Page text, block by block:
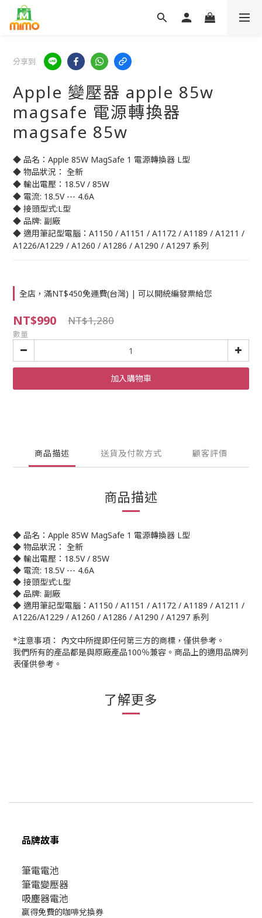
分享到
Apple 變壓器 apple 85w
magsafe 電源轉換器
magsafe 85w
◆ 品名：Apple 85W MagSafe 1 電源轉換器 L型
◆ 物品狀況： 全新
◆ 輸出電壓：18.5V / 85W
◆ 電流: 18.5V --- 4.6A
◆ 接頭型式:L型
◆ 品牌: 副廠
◆ 適用筆記型電腦：A1150 / A1151 / A1172 / A1189 / A1211 /
A1226/A1229 / A1260 / A1286 / A1290 / A1297 系列
全店，滿NT$450免運費(台灣) | 可以開統編發票給您
NT$990 NT$1,280
數量
加入購物車
商品描述 送貨及付款方式 顧客評價
商品描述
◆ 品名：Apple 85W MagSafe 1 電源轉換器 L型
◆ 物品狀況： 全新
◆ 輸出電壓：18.5V / 85W
◆ 電流: 18.5V --- 4.6A
◆ 接頭型式:L型
◆ 品牌: 副廠
◆ 適用筆記型電腦：A1150 / A1151 / A1172 / A1189 / A1211 /
A1226/A1229 / A1260 / A1286 / A1290 / A1297 系列
*注意事項： 內文中所提即任何第三方的商標，僅供參考。
我們所有的產品都是與原廠產品100％兼容。商品上的適用品牌列
表僅供參考。
了解更多
品牌故事
筆電電池
筆電變壓器
吸塵器電池
贏得免費的咖啡兌換券